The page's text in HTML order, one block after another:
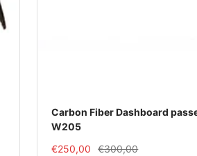
Carbon Fiber Dashboard
W205
Im
€250,00
Regulärer
€300,00